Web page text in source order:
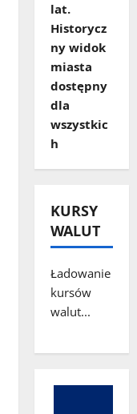
lat.
Historycz
ny widok
miasta
dostępny
dla
wszystkic
h
KURSY
WALUT
Ładowanie
kursów
walut...